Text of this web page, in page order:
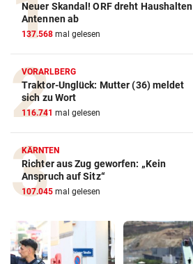
Neuer Skandal! ORF dreht Haushalten
Antennen ab
137.568 mal gelesen
VORARLBERG
Traktor-Unglück: Mutter (36) meldet
sich zu Wort
116.741 mal gelesen
KÄRNTEN
Richter aus Zug geworfen: „Kein
Anspruch auf Sitz“
107.045 mal gelesen